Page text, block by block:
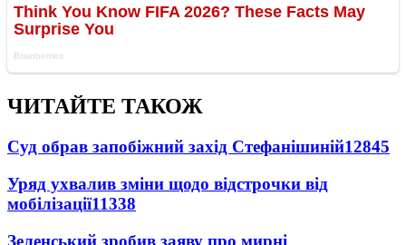
ЧИТАЙТЕ ТАКОЖ
Суд обрав запобіжний захід Стефанішиній12845
Уряд ухвалив зміни щодо відстрочки від
мобілізації11338
Зеленський зробив заяву про мирні